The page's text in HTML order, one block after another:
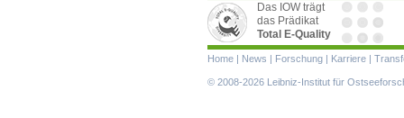
Das IOW trägt
das Prädikat
Total E-Quality
Navigation
überspringen
Home | News | Forschung | Karriere |
© 2008-2026 Leibniz-Institut für